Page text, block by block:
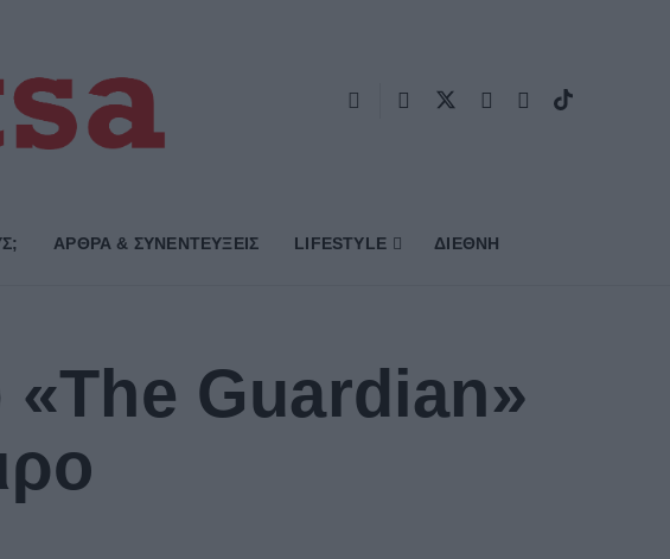
ΑΡΘΡΑ & ΣΥΝΕΝΤΕΥΞΕΙΣ LIFESTYLE ΔΙΕΘΝΗ
Guardian»